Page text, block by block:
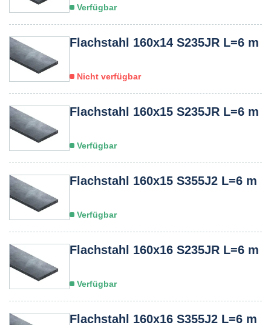
Verfügbar
Flachstahl 160x14 S235JR L=6 m
Nicht verfügbar
Flachstahl 160x15 S235JR L=6 m
Verfügbar
Flachstahl 160x15 S355J2 L=6 m
Verfügbar
Flachstahl 160x16 S235JR L=6 m
Verfügbar
Flachstahl 160x16 S355J2 L=6 m